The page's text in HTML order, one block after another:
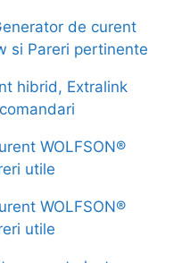
de curent
si Pareri pertinente
hibrid, Extralink
WOLFSON®
utile
WOLFSON®
utile